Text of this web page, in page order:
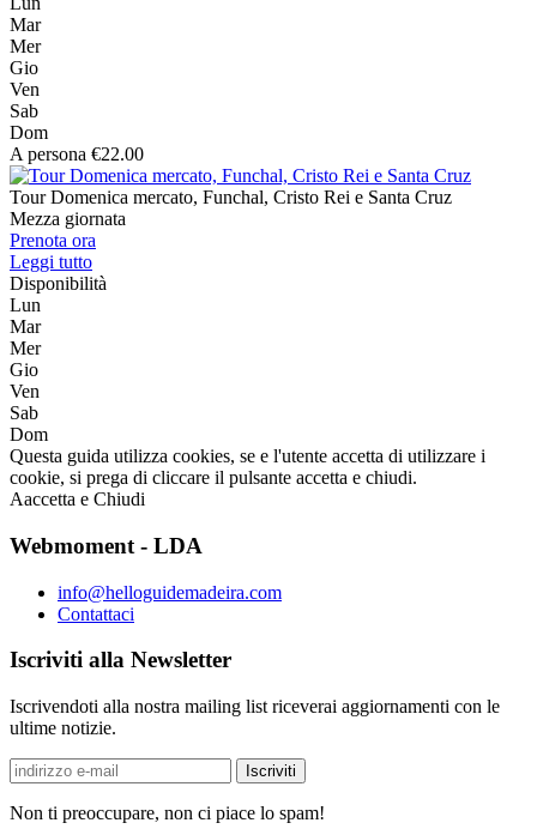
Mar
Mer
Gio
Ven
Sab
Dom
A persona €22.00
Tour Domenica mercato, Funchal, Cristo Rei e Santa Cruz
Mezza giornata
Prenota ora
Leggi tutto
Disponibilità
Lun
Mar
Mer
Gio
Ven
Sab
Dom
Questa guida utilizza cookies, se e l'utente accetta di utilizzare i
cookie, si prega di cliccare il pulsante accetta e chiudi.
Aaccetta e Chiudi
Webmoment - LDA
info@helloguidemadeira.com
Contattaci
Iscriviti alla Newsletter
Iscrivendoti alla nostra mailing list riceverai aggiornamenti con le
ultime notizie.
Non ti preoccupare, non ci piace lo spam!